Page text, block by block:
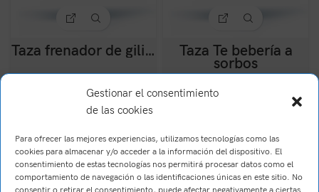
Gestionar el consentimiento
de las cookies
Para ofrecer las mejores experiencias, utilizamos tecnologías como las
cookies para almacenar y/o acceder a la información del dispositivo. El
consentimiento de estas tecnologías nos permitirá procesar datos como el
comportamiento de navegación o las identificaciones únicas en este sitio. No
Taza frenador de gili… Taza Te bebería a
sorbos
12,90